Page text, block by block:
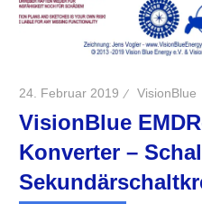
24. Februar 2019 VisionBlue
VisionBlue
Konverter –